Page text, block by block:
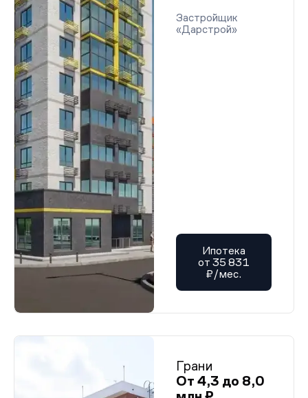
Застройщик
«Дарстрой»
Ипотека
от 35 831
₽/мес.
Грани
От 4,3 до 8,0